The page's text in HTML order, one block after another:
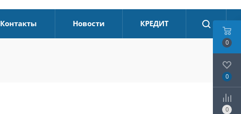
Контакты Новости КРЕДИТ
0
0
0